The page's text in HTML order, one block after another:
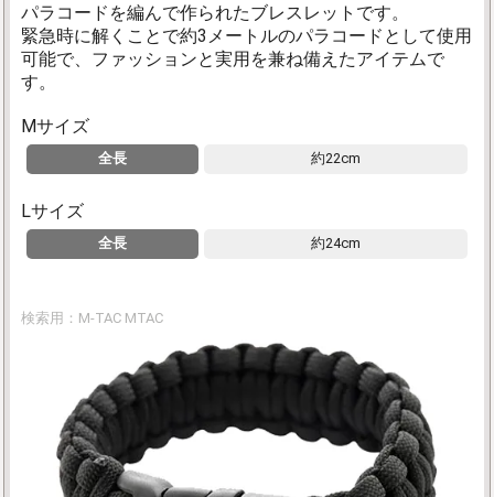
パラコードを編んで作られたブレスレットです。
緊急時に解くことで約3メートルのパラコードとして使用
可能で、ファッションと実用を兼ね備えたアイテムで
す。
Mサイズ
全長 約22cm
Lサイズ
全長 約24cm
検索用：M-TAC MTAC